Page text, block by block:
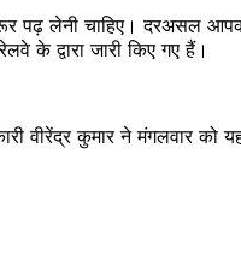
लेनी चाहिए। दरअसल आपको
के द्वारा जारी किए गए हैं।
वीरेंद्र कुमार ने मंगलवार को